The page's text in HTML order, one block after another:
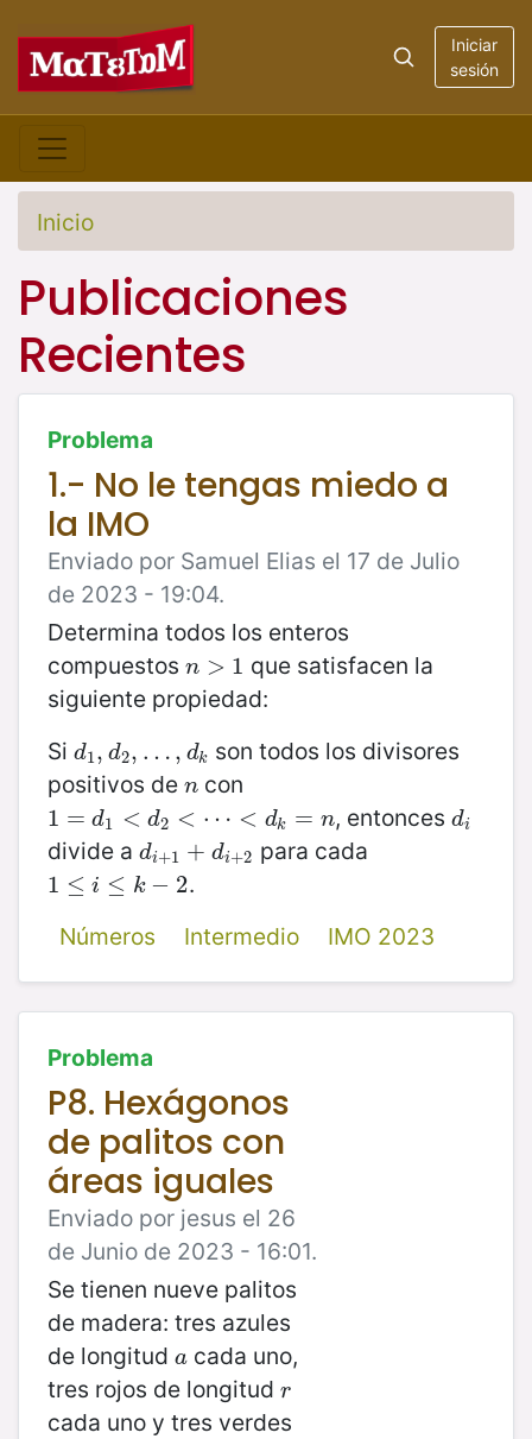
Iniciar
sesión
Inicio
Publicaciones
Recientes
Problema
1.- No le tengas miedo a
la IMO
Enviado por Samuel Elias el 17 de Julio
de 2023 - 19:04.
Determina todos los enteros
compuestos n > 1
n>1
que satisfacen la
siguiente propiedad:
Si d1, d2, … , dk
d1, d2, …, dk
son todos los divisores
positivos de n
n con
1 = d1 < d2 < ⋯ < dk = n
1 =d 1< d2 <⋯< d k = n , entoncesdi
di
divide a di+1 + di+2
di+1 +di+2 para cada
1 ≤ i ≤ k − 2
1 ≤i≤k −2
.
Números
Intermedio IMO 2023
Problema
P8. Hexágonos
de palitos con
áreas iguales
Enviado por jesus el 26
de Junio de 2023 - 16:01.
Se tienen nueve palitos
de madera: tres azules
de longitud a
a cada uno,
tres rojos de longitud r
r
cada uno y tres verdes